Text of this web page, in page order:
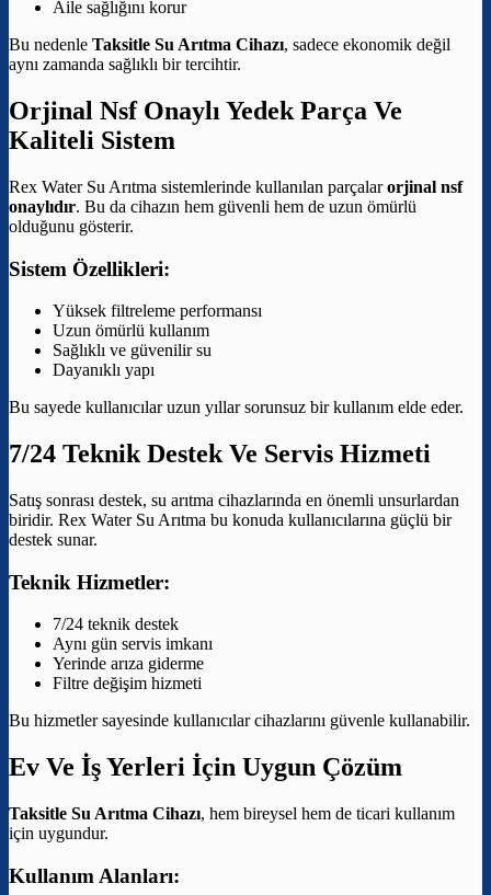
Aile sağlığını korur
Bu nedenle Taksitle Su Arıtma Cihazı, sadece ekonomik değil
aynı zamanda sağlıklı bir tercihtir.
Orjinal Nsf Onaylı Yedek Parça Ve
Kaliteli Sistem
Rex Water Su Arıtma sistemlerinde kullanılan parçalarorjinal nsf
onaylıdır. Bu da cihazın hem güvenli hem de uzun ömürlü
olduğunu gösterir.
Sistem Özellikleri:
Yüksek filtreleme performansı
Uzun ömürlü kullanım
Sağlıklı ve güvenilir su
Dayanıklı yapı
Bu sayede kullanıcılar uzun yıllar sorunsuz bir kullanım elde eder.
7/24 Teknik Destek Ve Servis Hizmeti
Satış sonrası destek, su arıtma cihazlarında en önemli unsurlardan
biridir. Rex Water Su Arıtma bu konuda kullanıcılarına güçlü bir
destek sunar.
Teknik Hizmetler:
7/24 teknik destek
Aynı gün servis imkanı
Yerinde arıza giderme
Filtre değişim hizmeti
Bu hizmetler sayesinde kullanıcılar cihazlarını güvenle kullanabilir.
Ev Ve İş Yerleri İçin Uygun Çözüm
Taksitle Su Arıtma Cihazı, hem bireysel hem de ticari kullanım
için uygundur.
Kullanım Alanları: